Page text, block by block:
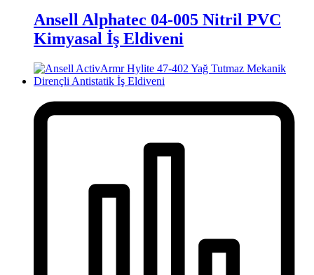
Ansell Alphatec 04-005 Nitril PVC
Kimyasal İş Eldiveni